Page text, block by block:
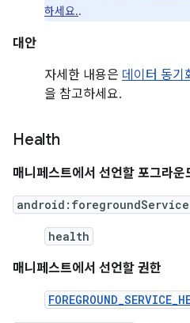
하세요..
대안
자세한 내용은 데이터 동기
을 참고하세요.
Health
매니페스트에서 선언할 포그라운
health
매니페스트에서 선언할 권한